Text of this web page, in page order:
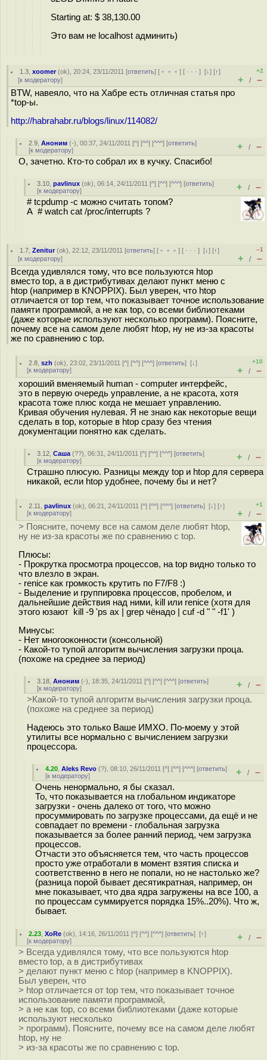
Starting at: $ 38,130.00
Это вам не localhost админить)
1.3 ,xoomer(ok), 20:24, 23/11/2011 [ответить] [ ﹢﹢﹢] [ · · ·][↓] [↑]
[к модератору]
+2
+ / –
BTW, навеяло, что на Хабре есть отличная статья про
*top-ы.
http://habrahabr.ru/blogs/linux/114082/
2.9 ,Аноним (-), 00:37, 24/11/2011 [^] [^^] [^^^] [ответить]
[к модератору] + / –
О, зачетно. Кто-то собрал их в кучку. Спасибо!
3.10 ,pavlinux (ok), 06:14, 24/11/2011 [^] [^^] [^^^] [ответить]
[к модератору] + / –
# tcpdump -c можно считать топом?
А # watch cat /proc/interrupts ?
1.7 ,Zenitur(ok), 22:12, 23/11/2011 [ответить] [ ﹢﹢﹢] [ · · ·][↓] [↑]
[к модератору]
–1
+ / –
Всегда удивлялся тому, что все пользуются htop
вместо top, а в дистрибутивах делают пункт меню с
htop (например в KNOPPIX). Был уверен, что htop
отличается от top тем, что показывает точное использование
памяти программой, а не как top, со всеми библиотеками
(даже которые используют несколько программ). Поясните,
почему все на самом деле любят htop, ну не из-за красоты
же по сравнению с top.
2.8 ,szh (ok), 23:02, 23/11/2011 [^] [^^] [^^^] [ответить][↓]
[к модератору]
+10
+ / –
хороший вменяемый human - computer интерфейс,
это в первую очередь управление, а не красота, хотя
красота тоже плюс когда не мешает управлению.
Кривая обучения нулевая. Я не знаю как некоторые вещи
сделать в top, которые в htop сразу без чтения
документации понятно как сделать.
3.12 ,Саша (??), 06:31, 24/11/2011 [^] [^^] [^^^] [ответить]
[к модератору] + / –
Страшно плюсую. Разницы между top и htop для сервера
никакой, если htop удобнее, почему бы и нет?
2.11 ,pavlinux (ok), 06:21, 24/11/2011 [^] [^^] [^^^] [ответить][↓] [↑]
[к модератору]
+1
+ / –
> Поясните, почему все на самом деле любят htop,
ну не из-за красоты же по сравнению с top.
Плюсы:
- Прокрутка просмотра процессов, на top видно только то
что влезло в экран.
- renice как громкость крутить по F7/F8 :)
- Выделение и группировка процессов, пробелом, и
дальнейшие действия над ними, kill или renice (хотя для
этого юзают kill -9 'ps ax | grep чёнадо | cuf -d " " -f1' )
Минусы:
- Нет многооконности (консольной)
- Какой-то тупой алгоритм вычисления загрузки проца.
(похоже на среднее за период)
3.18 ,Аноним (-), 18:35, 24/11/2011 [^] [^^] [^^^] [ответить]
[к модератору] + / –
>Какой-то тупой алгоритм вычисления загрузки проца.
(похоже на среднее за период)
Надеюсь это только Ваше ИМХО. По-моему у этой
утилиты все нормально с вычислением загрузки
процессора.
4.20 ,Aleks Revo (?), 08:10, 26/11/2011 [^] [^^] [^^^] [ответить]
[к модератору] + / –
Очень ненормально, я бы сказал.
То, что показывается на глобальном индикаторе
загрузки - очень далеко от того, что можно
просуммировать по загрузке процессами, да ещё и не
совпадает по времени - глобальная загрузка
показывается за более ранний период, чем загрузка
процессов.
Отчасти это объясняется тем, что часть процессов
просто уже отработали в момент взятия списка и
соответственно в него не попали, но не настолько же?
(разница порой бывает десятикратная, например, он
мне показывает, что два ядра загружены на все 100, а
по процессам суммируется порядка 15%..20%). Что ж,
бывает.
2.23 ,XoRe (ok), 14:16, 26/11/2011 [^] [^^] [^^^] [ответить][↑]
[к модератору] + / –
> Всегда удивлялся тому, что все пользуются htop
вместо top, а в дистрибутивах
> делают пункт меню с htop (например в KNOPPIX).
Был уверен, что
> htop отличается от top тем, что показывает точное
использование памяти программой,
> а не как top, со всеми библиотеками (даже которые
используют несколько
> программ). Поясните, почему все на самом деле любят
htop, ну не
> из-за красоты же по сравнению с top.